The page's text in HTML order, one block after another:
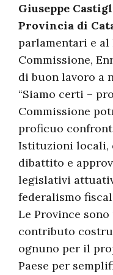
Giuseppe
Provincia di
parlamentari e al
Commissione,
di buon lavoro a
“Siamo certi –
Commissione
proficuo
Istituzioni locali,
dibattito e
legislativi
federalismo
Le Province
contributo
ognuno per il
Paese per